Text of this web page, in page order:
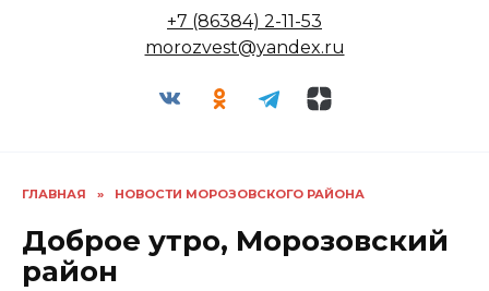
+7 (86384) 2-11-53
morozvest@yandex.ru
ГЛАВНАЯ » НОВОСТИ МОРОЗОВСКОГО РАЙОНА
Доброе утро, Морозовский
район